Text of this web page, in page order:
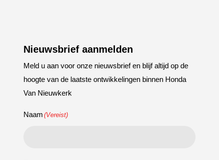
Nieuwsbrief aanmelden
Meld u aan voor onze nieuwsbrief en blijf altijd op de
hoogte van de laatste ontwikkelingen binnen Honda
Van Nieuwkerk
Naam (Vereist)